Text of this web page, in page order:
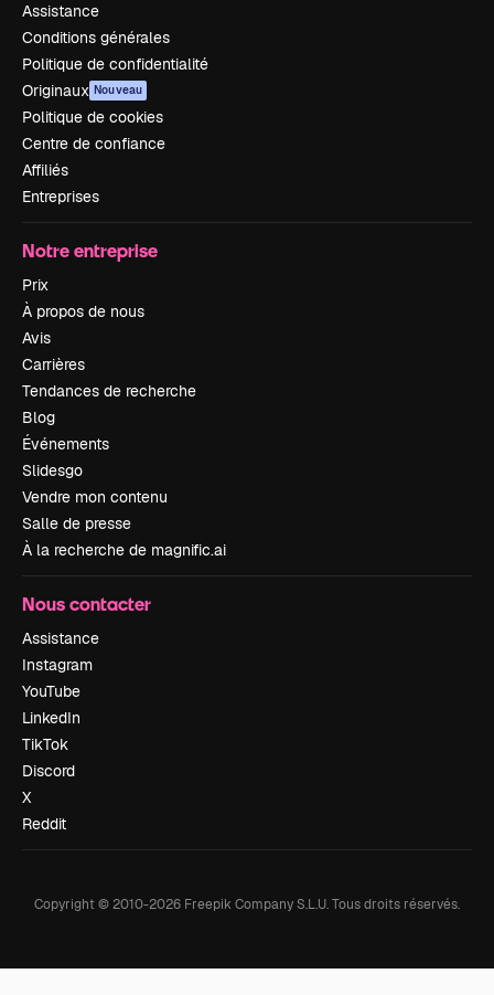
Assistance
Conditions générales
Politique de confidentialité
Originaux Nouveau
Politique de cookies
Centre de confiance
Affiliés
Entreprises
Notre entreprise
Prix
À propos de nous
Avis
Carrières
Tendances de recherche
Blog
Événements
Slidesgo
Vendre mon contenu
Salle de presse
À la recherche de magnific.ai
Nous contacter
Assistance
Instagram
YouTube
LinkedIn
TikTok
Discord
X
Reddit
Copyright © 2010-2026 Freepik Company S.L.U.Tous droits réservés.